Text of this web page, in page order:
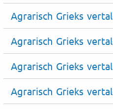
Agrarisch Grieks
Agrarisch Grieks
Agrarisch Grieks
Agrarisch Grieks